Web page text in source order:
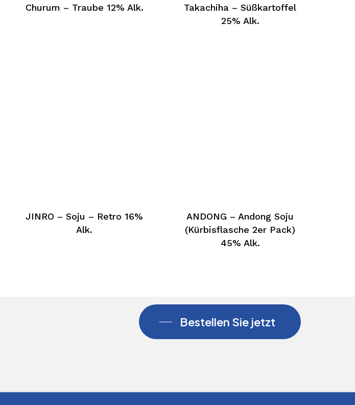
Churum – Traube 12% Alk.
Takachiha – Süßkartoffel
25% Alk.
JINRO – Soju – Retro 16%
Alk.
ANDONG – Andong Soju
(Kürbisflasche 2er Pack)
45% Alk.
Bestellen Sie jetzt